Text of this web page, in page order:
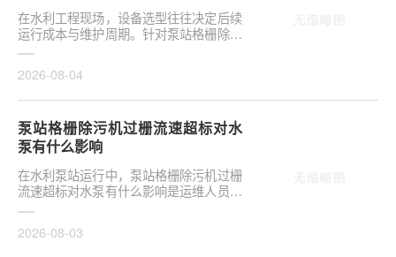
在水利工程现场，设备选型往往决定后续
运行成本与维护周期。针对泵站格栅除污
机栅条间隙选多大合适，需结合具体工况
2026-08-04
泵站格栅除污机过栅流速超标对水
泵有什么影响
在水利泵站运行中，泵站格栅除污机过栅
流速超标对水泵有什么影响是运维人员关
注的核心议题。当水流通过格栅的速度超
2026-08-03